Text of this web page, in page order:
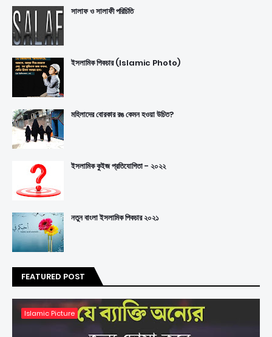
সালাফ ও সালাফী পরিচিতি
ইসলামিক পিকচার (Islamic Photo)
মহিলাদের বোরকার রঙ কেমন হওয়া উচিত?
ইসলামিক কুইজ প্রতিযোগিতা - ২০২২
নতুন বাংলা ইসলামিক পিকচার ২০২১
FEATURED POST
Islamic Picture